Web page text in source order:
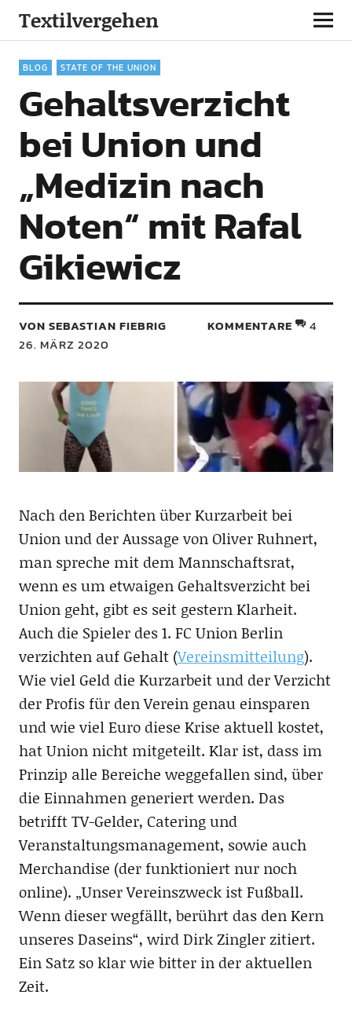
Textilvergehen
BLOG STATE OF THE UNION
Gehaltsverzicht
bei Union und
„Medizin nach
Noten“ mit Rafal
Gikiewicz
VON SEBASTIAN FIEBRIG
26. MÄRZ 2020
KOMMENTARE 4
Nach den Berichten über Kurzarbeit bei
Union und der Aussage von Oliver Ruhnert,
man spreche mit dem Mannschaftsrat,
wenn es um etwaigen Gehaltsverzicht bei
Union geht, gibt es seit gestern Klarheit.
Auch die Spieler des 1. FC Union Berlin
verzichten auf Gehalt (Vereinsmitteilung).
Wie viel Geld die Kurzarbeit und der Verzicht
der Profis für den Verein genau einsparen
und wie viel Euro diese Krise aktuell kostet,
hat Union nicht mitgeteilt. Klar ist, dass im
Prinzip alle Bereiche weggefallen sind, über
die Einnahmen generiert werden. Das
betrifft TV-Gelder, Catering und
Veranstaltungsmanagement, sowie auch
Merchandise (der funktioniert nur noch
online). „Unser Vereinszweck ist Fußball.
Wenn dieser wegfällt, berührt das den Kern
unseres Daseins“, wird Dirk Zingler zitiert.
Ein Satz so klar wie bitter in der aktuellen
Zeit.